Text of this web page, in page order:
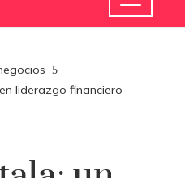
liderazgo financiero